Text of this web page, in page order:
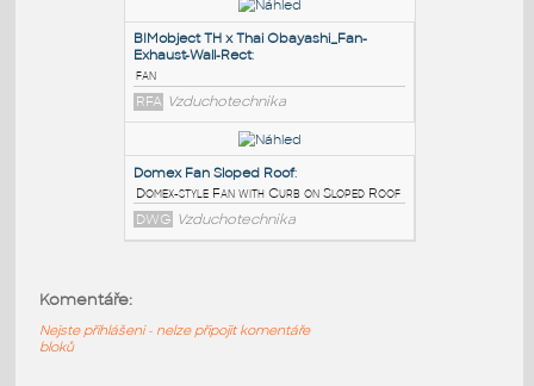
exhaust fan
DWG Vzduchotechnika
Cabinet Exhaust Fan:
Zephyr-type Exhaust Fan
DWG Vzduchotechnika
RFA Vzduchotechnika
Komentáře:
Nejste přihlášeni - nelze připojit komentáře
bloků